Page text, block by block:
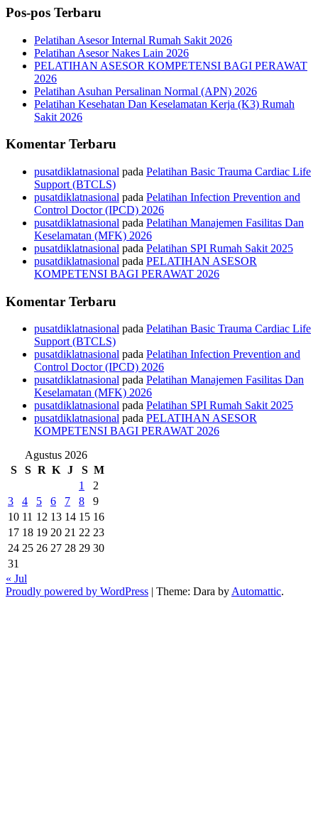
Pos-pos Terbaru
Pelatihan Asesor Internal Rumah Sakit 2026
Pelatihan Asesor Nakes Lain 2026
PELATIHAN ASESOR KOMPETENSI BAGI PERAWAT
2026
Pelatihan Asuhan Persalinan Normal (APN) 2026
Pelatihan Kesehatan Dan Keselamatan Kerja (K3) Rumah
Sakit 2026
Komentar Terbaru
pusatdiklatnasional pada Pelatihan Basic Trauma Cardiac Life
Support (BTCLS)
pusatdiklatnasional pada Pelatihan Infection Prevention and
Control Doctor (IPCD) 2026
pusatdiklatnasional pada Pelatihan Manajemen Fasilitas Dan
Keselamatan (MFK) 2026
pusatdiklatnasional pada Pelatihan SPI Rumah Sakit 2025
pusatdiklatnasional pada PELATIHAN ASESOR
KOMPETENSI BAGI PERAWAT 2026
Komentar Terbaru
pusatdiklatnasional pada Pelatihan Basic Trauma Cardiac Life
Support (BTCLS)
pusatdiklatnasional pada Pelatihan Infection Prevention and
Control Doctor (IPCD) 2026
pusatdiklatnasional pada Pelatihan Manajemen Fasilitas Dan
Keselamatan (MFK) 2026
pusatdiklatnasional pada Pelatihan SPI Rumah Sakit 2025
pusatdiklatnasional pada PELATIHAN ASESOR
KOMPETENSI BAGI PERAWAT 2026
Agustus 2026
S
S R K J S M
1
2
3
4 5 6 7 8
9
10 11 12 13 14 15 16
17 18 19 20 21 22 23
24 25 26 27 28 29 30
31
« Jul
Proudly powered by WordPress
Theme: Dara byAutomattic.